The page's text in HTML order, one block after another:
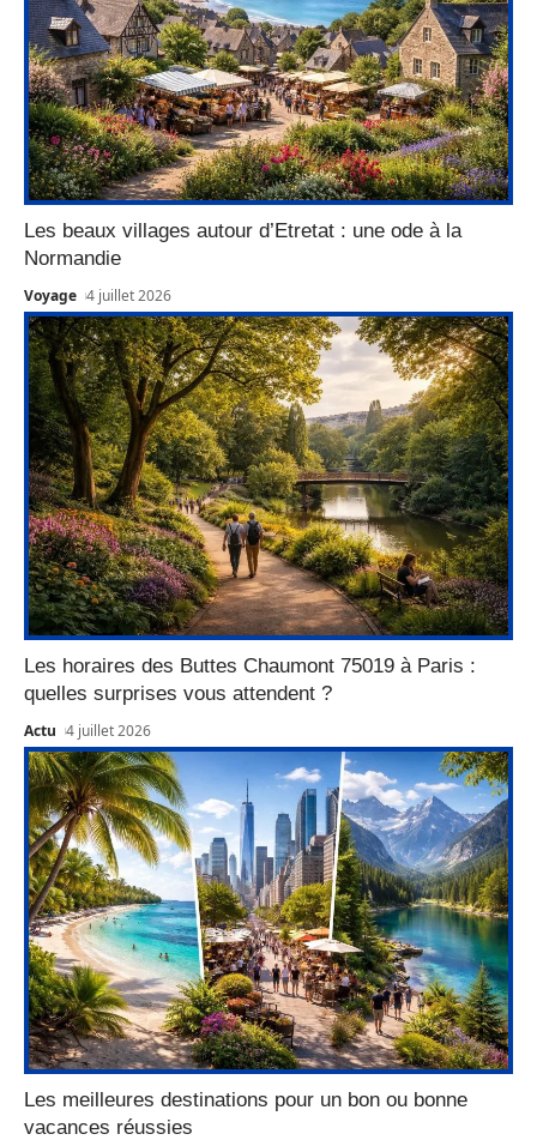
Les beaux villages autour d’Etretat : une ode à la
Normandie
Voyage 4 juillet 2026
Les horaires des Buttes Chaumont 75019 à Paris :
quelles surprises vous attendent ?
Actu 4 juillet 2026
Les meilleures destinations pour un bon ou bonne
vacances réussies